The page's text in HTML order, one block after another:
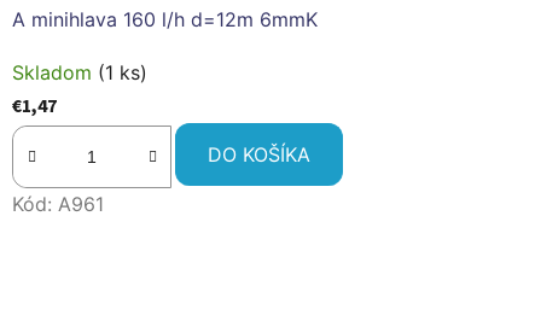
A minihlava 160 l/h d=12m 6mmK
Skladom (1 ks)
€1,47
DO KOŠÍKA
Kód: A961